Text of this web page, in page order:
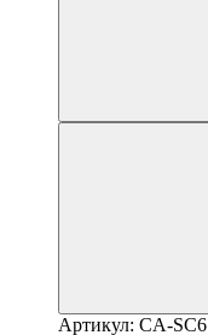
Артикул: CA-SC6